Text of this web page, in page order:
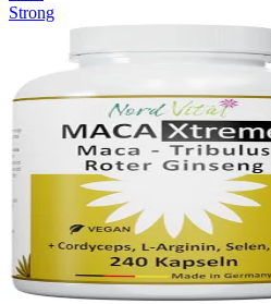
Strong